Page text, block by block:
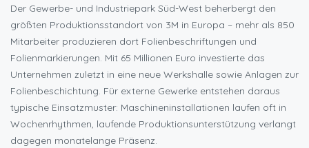
Der Gewerbe- und Industriepark Süd-West beherbergt den
größten Produktionsstandort von 3M in Europa – mehr als 850
Mitarbeiter produzieren dort Folienbeschriftungen und
Folienmarkierungen. Mit 65 Millionen Euro investierte das
Unternehmen zuletzt in eine neue Werkshalle sowie Anlagen zur
Folienbeschichtung. Für externe Gewerke entstehen daraus
typische Einsatzmuster: Maschineninstallationen laufen oft in
Wochenrhythmen, laufende Produktionsunterstützung verlangt
dagegen monatelange Präsenz.